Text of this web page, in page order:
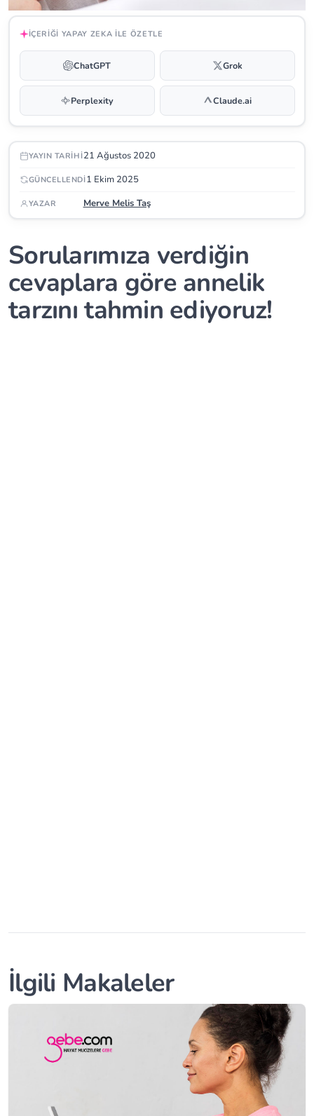
İÇERIĞI YAPAY ZEKA ILE ÖZETLE
ChatGPT Grok
Perplexity Claude.ai
YAYIN TARIHI21 Ağustos 2020
GÜNCELLENDI1 Ekim 2025
YAZAR Merve Melis Taş
Sorularımıza verdiğin
cevaplara göre annelik
tarzını tahmin ediyoruz!
İlgili Makaleler